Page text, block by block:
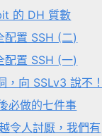
的 DH 質數
配置 SSH (二)
配置 SSH (一)
，向 SSLv3 說不！
必做的七件事
令人討厭，我們有